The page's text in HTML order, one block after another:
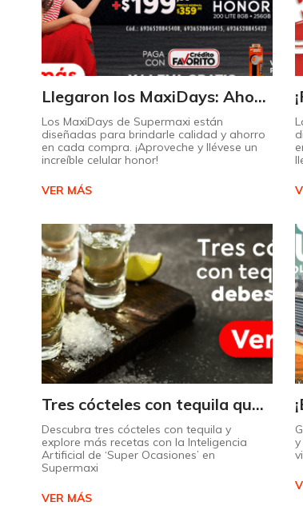
Llegaron los MaxiDays: Ahorre en sus marcas favoritas
Los MaxiDays de Supermaxi están
diseñadas para brindarle calidad y ahorro
en cada compra. ¡Aproveche y llévese un
increíble celular honor!
VER MÁS
Tres cócteles con tequila que no puede dejar de probar gracias a nuestra IA.
Descubra tres cócteles con tequila y
explore más recetas con la Inteligencia
Artificial de ‘Super Ocasiones’ en
Supermaxi
VER MÁS